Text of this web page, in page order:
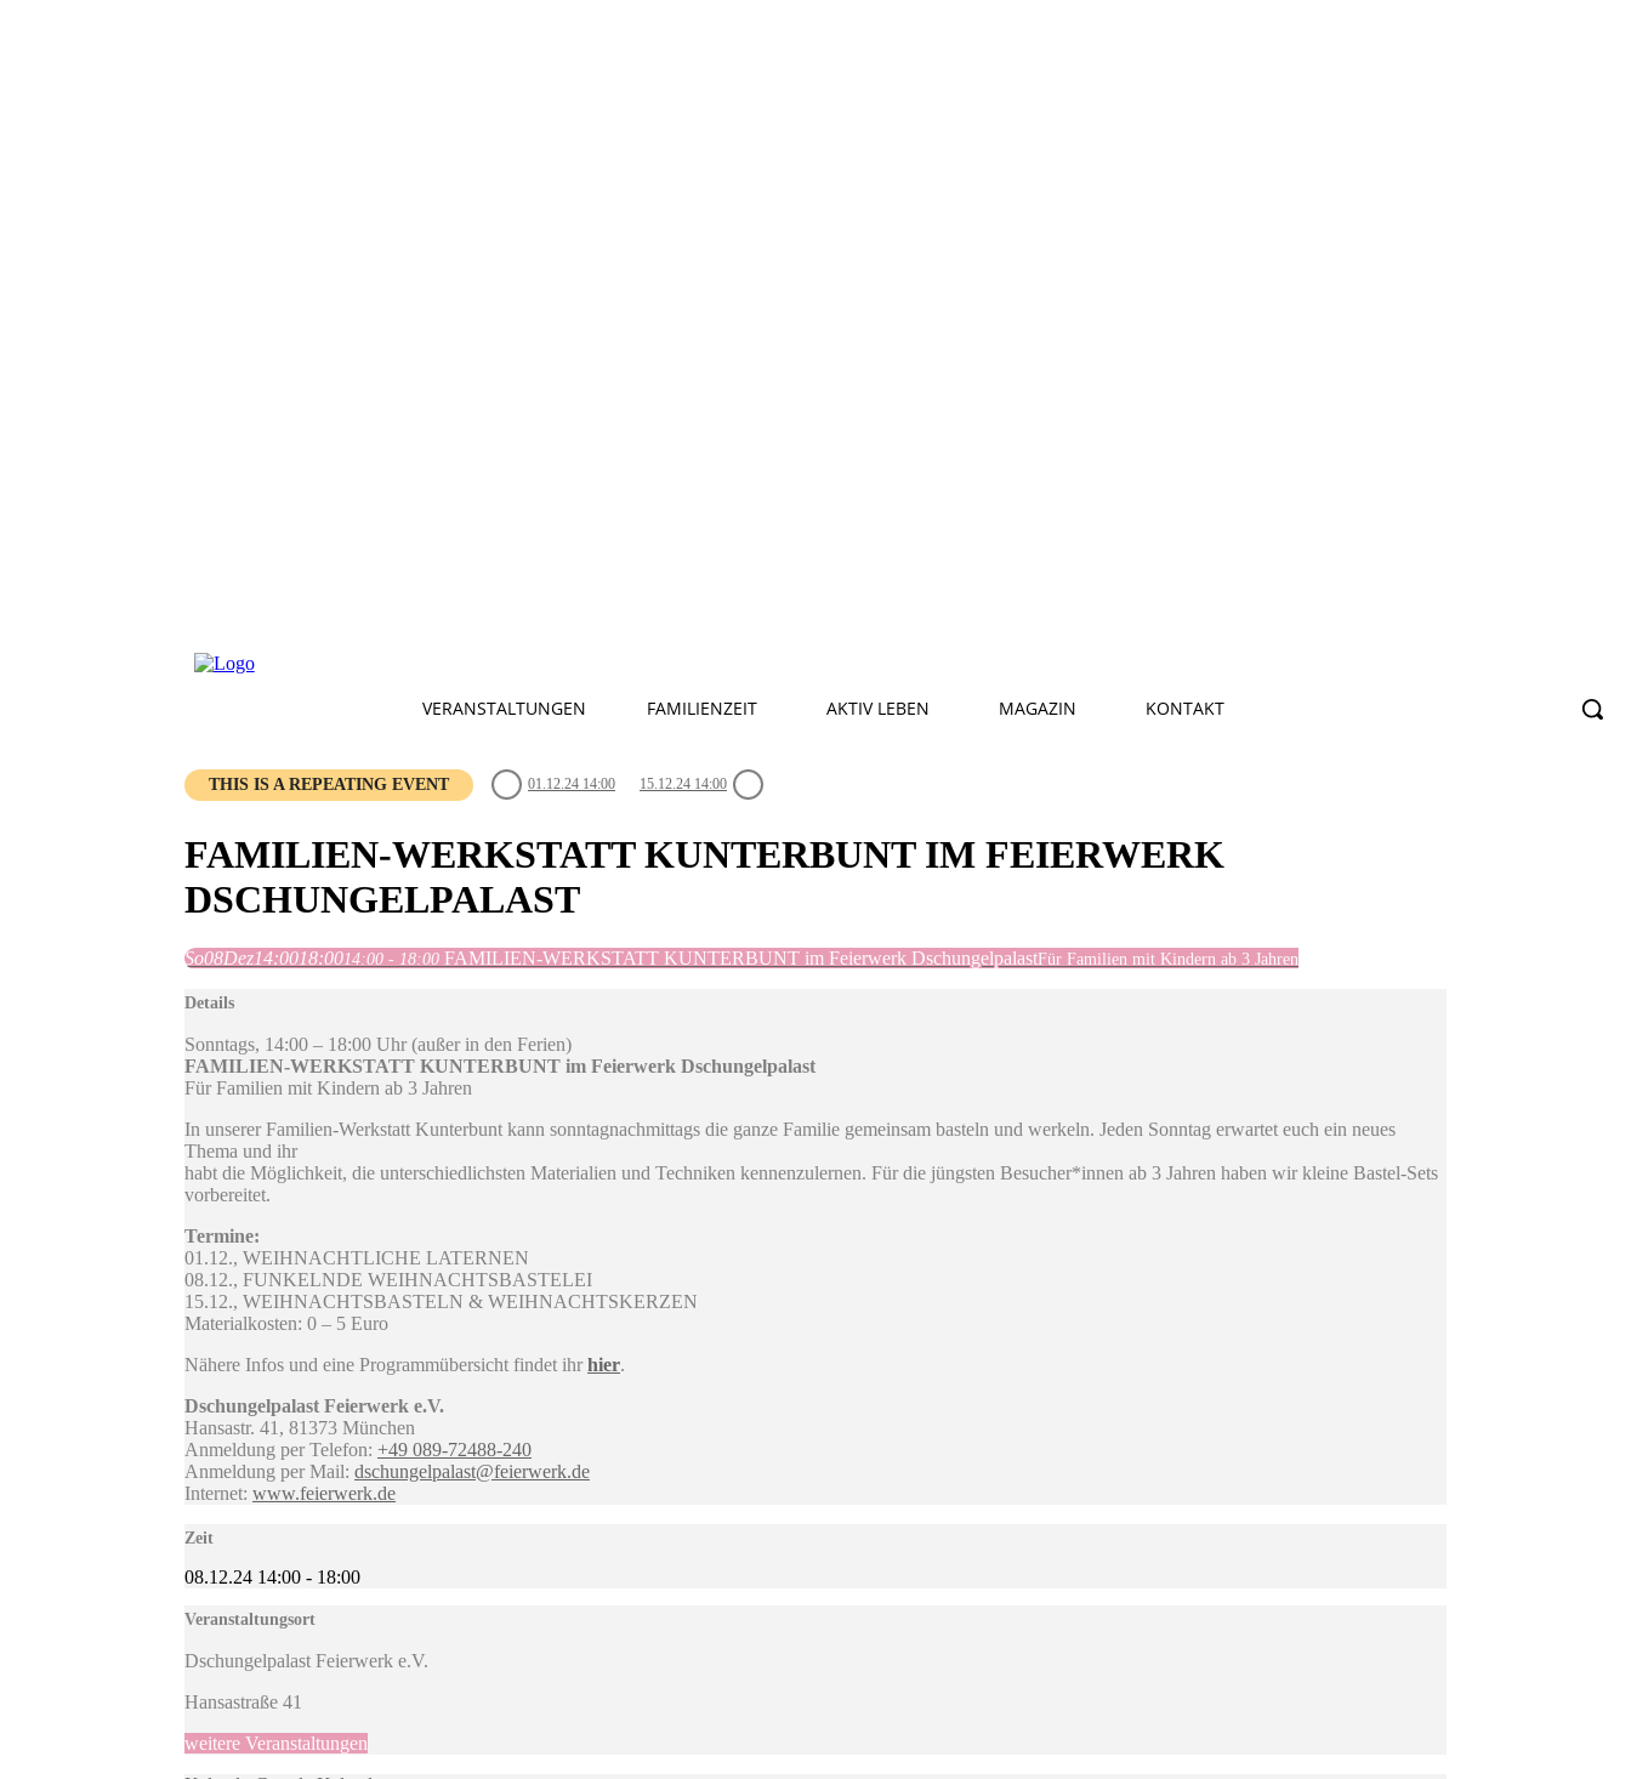
VERANSTALTUNGEN FAMILIENZEIT AKTIV LEBEN MAGAZIN KONTAKT
THIS IS A REPEATING EVENT 01.12.24 14:00 15.12.24 14:00
FAMILIEN-WERKSTATT KUNTERBUNT IM FEIERWERK
DSCHUNGELPALAST
So08Dez14:0018:0014:00 - 18:00 FAMILIEN-WERKSTATT KUNTERBUNT im Feierwerk DschungelpalastFür Familien mit Kindern ab 3 Jahren
Details
Sonntags, 14:00 – 18:00 Uhr (außer in den Ferien)
FAMILIEN-WERKSTATT KUNTERBUNT im Feierwerk Dschungelpalast
Für Familien mit Kindern ab 3 Jahren
In unserer Familien-Werkstatt Kunterbunt kann sonntagnachmittags die ganze Familie gemeinsam basteln und werkeln. Jeden Sonntag erwartet euch ein neues
Thema und ihr
habt die Möglichkeit, die unterschiedlichsten Materialien und Techniken kennenzulernen. Für die jüngsten Besucher*innen ab 3 Jahren haben wir kleine Bastel-Sets
vorbereitet.
Termine:
01.12., WEIHNACHTLICHE LATERNEN
08.12., FUNKELNDE WEIHNACHTSBASTELEI
15.12., WEIHNACHTSBASTELN & WEIHNACHTSKERZEN
Materialkosten: 0 – 5 Euro
Nähere Infos und eine Programmübersicht findet ihr hier.
Dschungelpalast Feierwerk e.V.
Hansastr. 41, 81373 München
Anmeldung per Telefon: +49 089-72488-240
Anmeldung per Mail: dschungelpalast@feierwerk.de
Internet: www.feierwerk.de
Zeit
08.12.24 14:00 - 18:00
Veranstaltungsort
Dschungelpalast Feierwerk e.V.
Hansastraße 41
weitere Veranstaltungen